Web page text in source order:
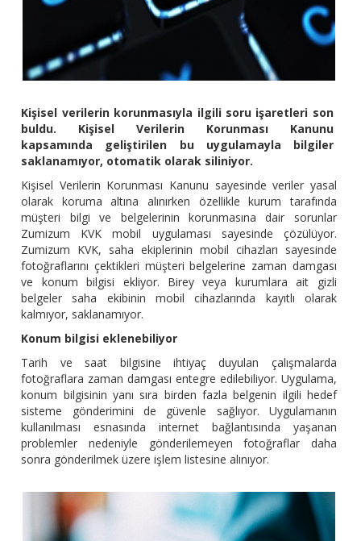
Kişisel verilerin korunmasıyla ilgili soru işaretleri son
buldu. Kişisel Verilerin Korunması Kanunu
kapsamında geliştirilen bu uygulamayla bilgiler
saklanamıyor, otomatik olarak siliniyor.
Kişisel Verilerin Korunması Kanunu sayesinde veriler yasal
olarak koruma altına alınırken özellikle kurum tarafında
müşteri bilgi ve belgelerinin korunmasına dair sorunlar
Zumizum KVK mobil uygulaması sayesinde çözülüyor.
Zumizum KVK, saha ekiplerinin mobil cihazları sayesinde
fotoğraflarını çektikleri müşteri belgelerine zaman damgası
ve konum bilgisi ekliyor. Birey veya kurumlara ait gizli
belgeler saha ekibinin mobil cihazlarında kayıtlı olarak
kalmıyor, saklanamıyor.
Konum bilgisi eklenebiliyor
Tarih ve saat bilgisine ihtiyaç duyulan çalışmalarda
fotoğraflara zaman damgası entegre edilebiliyor. Uygulama,
konum bilgisinin yanı sıra birden fazla belgenin ilgili hedef
sisteme gönderimini de güvenle sağlıyor. Uygulamanın
kullanılması esnasında internet bağlantısında yaşanan
problemler nedeniyle gönderilemeyen fotoğraflar daha
sonra gönderilmek üzere işlem listesine alınıyor.